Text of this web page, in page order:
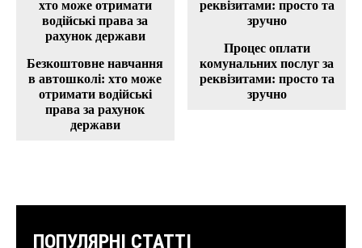
Безкоштовне навчання
в автошколі: хто може
отримати водійські
права за рахунок
держави
Процес оплати
комунальних послуг за
реквізитами: просто та
зручно
ПОПУЛЯРНІ СТАТТІ